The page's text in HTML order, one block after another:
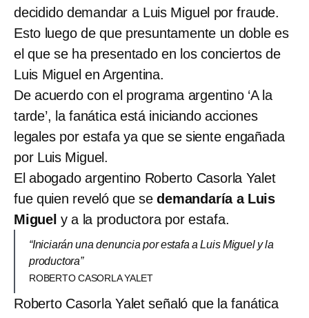
decidido demandar a Luis Miguel por fraude.
Esto luego de que presuntamente un doble es
el que se ha presentado en los conciertos de
Luis Miguel en Argentina.
De acuerdo con el programa argentino ‘A la
tarde’, la fanática está iniciando acciones
legales por estafa ya que se siente engañada
por Luis Miguel.
El abogado argentino Roberto Casorla Yalet
fue quien reveló que sedemandaría a Luis
Miguel y a la productora por estafa.
“Iniciarán una denuncia por estafa a Luis Miguel y la
productora”
ROBERTO CASORLA YALET
Roberto Casorla Yalet señaló que la fanática